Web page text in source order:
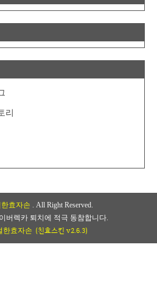
리
효자손 . All Right Reserved.
버렉카 퇴치에 적극 동참합니다.
한효자손 (친효스킨 v2.6.3)